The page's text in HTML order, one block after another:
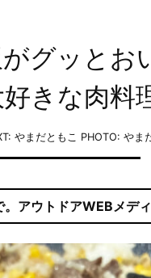
グッと
きな肉料
やまだともこ PHOTO: やま
。アウトドアWEBメデ